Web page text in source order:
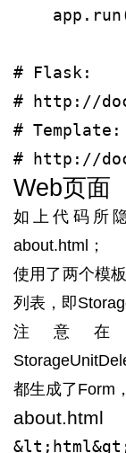
# Flask:
# http://
# Template:
# http://
Web页面
如上代码所
about.html；
使用了两个模
列表，即
注意在
都生成了Form
about.html